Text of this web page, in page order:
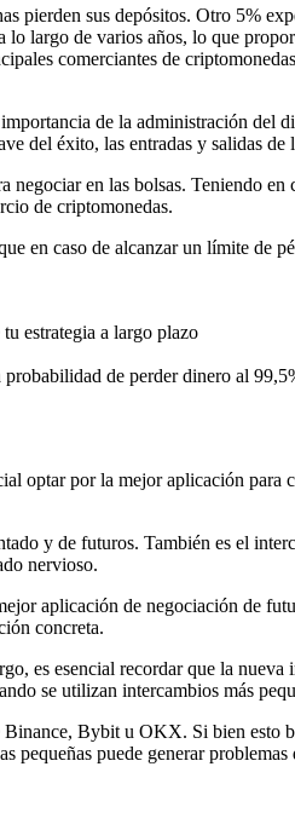
pierden sus depósitos. Otro 5%
largo de varios años, lo que
comerciantes de
de la administración del
del éxito, las entradas y salidas
en las bolsas. Teniendo en
de criptomonedas.
en caso de alcanzar un límite de
estrategia a largo plazo
de perder dinero al
optar por la mejor aplicación
y de futuros. También es el
nervioso.
aplicación de negociación de
concreta.
es esencial recordar que la
se utilizan intercambios más
Bybit u OKX. Si bien
puede generar